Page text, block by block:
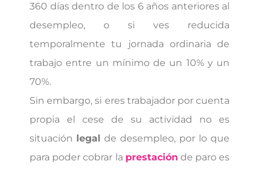
360 días dentro de los 6 años anteriores al
desempleo, o si ves reducida
temporalmente tu jornada ordinaria de
trabajo entre un mínimo de un 10% y un
70%.
Sin embargo, si eres trabajador por cuenta
propia el cese de su actividad no es
situación legal de desempleo, por lo que
para poder cobrar la prestación de paro es